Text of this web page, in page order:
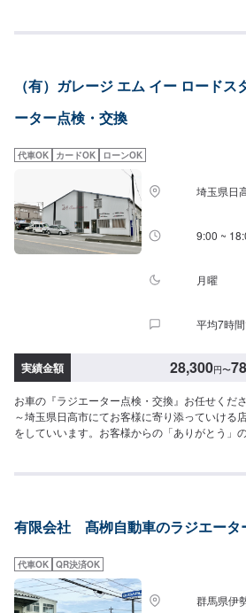
得意としています)、中古から最新の車まで幅
家資格を持っておりますのでお客様の大切なお
せください！お客様にご満足していただけるよ
ていただきます。
（有）ガレージ エム イー ロードス
ーター点検・交換
代車OK カードOK ローンOK
埼玉県日
9:00 ~
月曜
平均7時
実績金額 28,300円〜
お車の『ラジエーター点検・交換』お任せくだ
～埼玉県日高市にてお客様に寄り添っていける
をしていいます。お客様からの「ありがとう」
す。ご希望のお客様は車種情報・車検証・パー
について>自費修理、整備に限り代車の貸し出
代はお客様にご負担いただいております。<定休
日営業時間：9:00~18:00
有限会社 髙栁自動車のラジエータ
代車OK QR決済OK
群馬県伊